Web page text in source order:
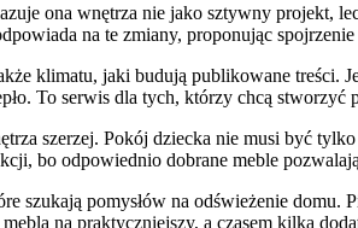
ona wnętrza nie jako sztywny projekt,
na te zmiany, proponując
klimatu, jaki budują publikowane treści.
To serwis dla tych, którzy chcą stworzyć
szerzej. Pokój dziecka nie musi być
bo odpowiednio dobrane meble
szukają pomysłów na odświeżenie
na praktyczniejszy, a czasem kilka